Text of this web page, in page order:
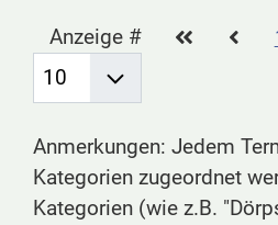
Anzeige #
Anmerkungen: Jedem
Kategorien zugeordnet
Kategorien (wie z.B.